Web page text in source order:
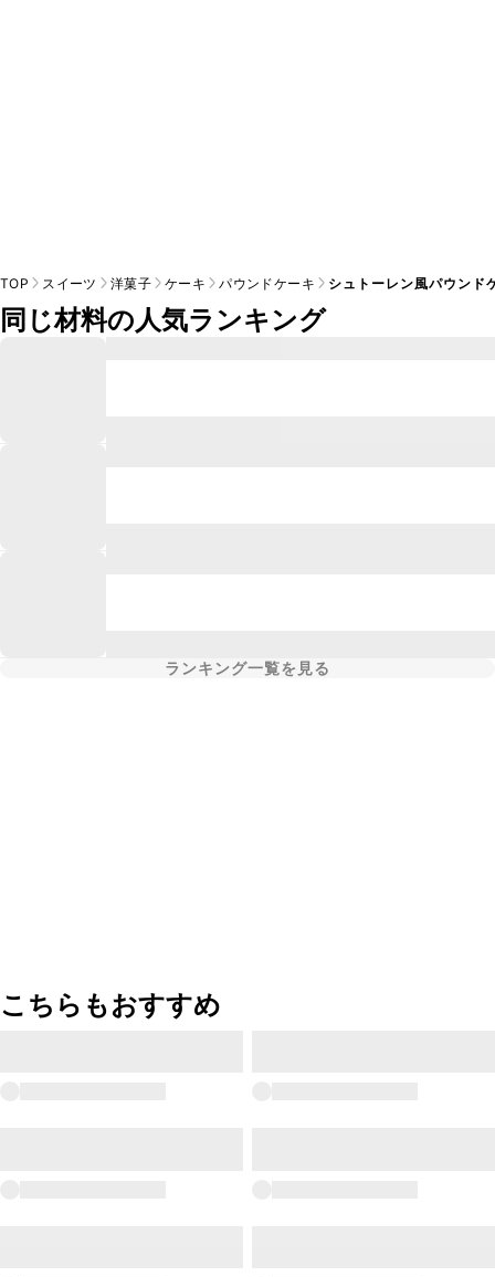
TOP スイーツ 洋菓子 ケーキ パウンドケーキ シュトーレン風パウンド
同じ材料の人気ランキング
ランキング一覧を見る
こちらもおすすめ